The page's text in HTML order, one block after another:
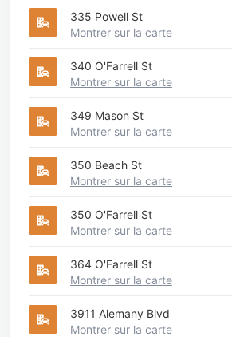
335 Powell St
Montrer sur la carte
340 O'Farrell St
Montrer sur la carte
349 Mason St
Montrer sur la carte
350 Beach St
Montrer sur la carte
350 O'Farrell St
Montrer sur la carte
364 O'Farrell St
Montrer sur la carte
3911 Alemany Blvd
Montrer sur la carte